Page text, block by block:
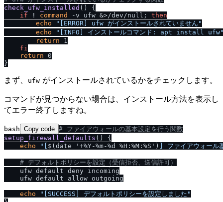
check_ufw_installed () {
if ! command -v ufw &>/dev/null; then
echo
"[ERROR] ufw がインストールされていません"
echo
"[INFO] インストールコマンド: apt install
return 1
fi
return 0
まず、 ufw がインストールされているかをチェックします。
コマンドが見つからない場合は、インストール方法を表示し
てエラー終了しますね。
bash Copy code # ファイアウォールの基本設定を行う関数
setup_firewall_defaults () {
echo
"[ $(date '+%Y-%m-%d %H:%M:%S') ] ファイアウォール
# デフォルトポリシーを設定（受信拒否、送信許可）
    ufw default deny incoming
    ufw default allow outgoing
echo
"[SUCCESS] デフォルトポリシーを設定しました"